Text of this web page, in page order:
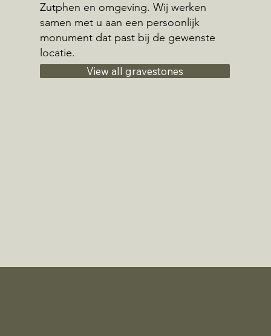
Zutphen en omgeving. Wij werken
samen met u aan een persoonlijk
monument dat past bij de gewenste
locatie.
View all gravestones